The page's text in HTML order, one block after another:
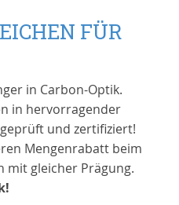
FÜR
in Carbon-Optik.
in hervorragender
und zertifiziert!
Mengenrabatt beim
mit gleicher Prägung.